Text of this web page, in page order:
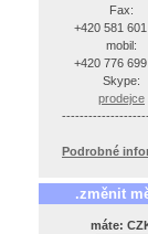
Fax:
+420 581 601
mobil:
+420 776
Skype:
prodejce
Podrobné
.změnit
máte: